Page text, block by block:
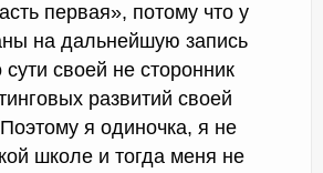
первая», потому что у
на дальнейшую запись
своей не сторонник
развитий своей
я одиночка, я не
школе и тогда меня не